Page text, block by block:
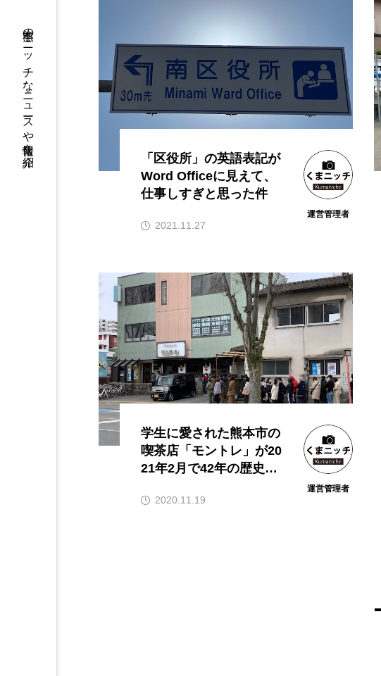
熊本のニッチなニュースや情報を紹介
「区役所」の英語表記が
Word Officeに見えて、
仕事しすぎと思った件
運営管理者
2021.11.27
学生に愛された熊本市の
喫茶店「モントレ」が20
21年2月で42年の歴史に
運営管理者
2020.11.19